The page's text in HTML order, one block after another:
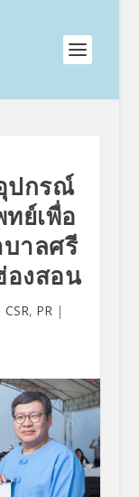
ปกรณ์
ย์เพื่อ
าลศรี
องสอน
CSR, PR |